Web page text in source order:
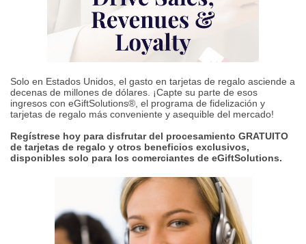
Solo en Estados Unidos, el gasto en tarjetas de regalo asciende a
decenas de millones de dólares. ¡Capte su parte de esos
ingresos con eGiftSolutions®, el programa de fidelización y
tarjetas de regalo más conveniente y asequible del mercado!
Regístrese hoy para disfrutar del procesamiento GRATUITO
de tarjetas de regalo y otros beneficios exclusivos,
disponibles solo para los comerciantes de eGiftSolutions.